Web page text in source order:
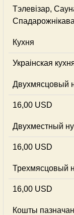
Тэлевізар,
Кухня
Украінская
Двухмясцовый
16,00 USD
Двухместный
16,00 USD
Трехмясцовый
16,00 USD
Кошты